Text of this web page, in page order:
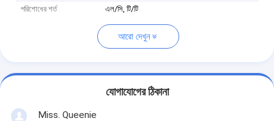
পরিশোধের শর্ত
এল/সি, টি/টি
আরো দেখুন
যোগাযোগের ঠিকানা
Miss. Queenie